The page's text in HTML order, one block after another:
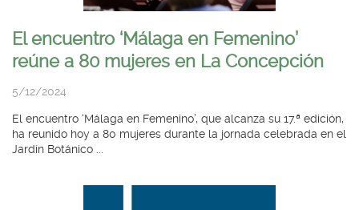
El encuentro ‘Málaga en Femenino’
reúne a 80 mujeres en La Concepción
5/12/2024
El encuentro ‘Málaga en Femenino’, que alcanza su 17.ª edición,
ha reunido hoy a 80 mujeres durante la jornada celebrada en el
Jardín Botánico ...